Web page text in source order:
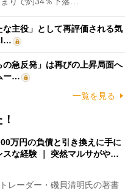
主役」として再評価される気
急反発」は再びの上昇局面へ
ー…
一覧を見る
万円の負債と引き換えに手に
スな経験 ｜ 突然マルサがや…
レーダー・磯貝清明氏の著書